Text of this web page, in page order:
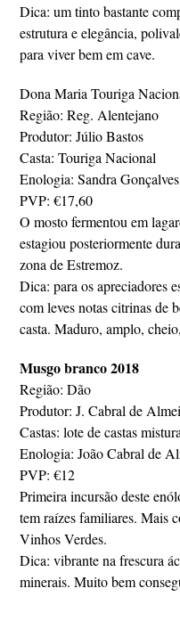
Dica: um tinto bastante
estrutura e elegância,
para viver bem em cave.
Dona Maria Touriga
Região: Reg. Alentejano
Produtor: Júlio Bastos
Casta: Touriga Nacional
Enologia: Sandra Gonçalves
PVP: €17,60
O mosto fermentou em
estagiou posteriormente
zona de Estremoz.
Dica: para os apreciadores
com leves notas citrinas de
casta. Maduro, amplo,
Musgo branco 2018
Região: Dão
Produtor: J. Cabral de
Castas: lote de castas
Enologia: João Cabral de
PVP: €12
Primeira incursão deste
tem raízes familiares. Mais
Vinhos Verdes.
Dica: vibrante na frescura
minerais. Muito bem